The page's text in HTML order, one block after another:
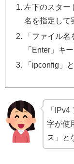
左下のスター
名を指定して
「ファイル
「Enter」キ
「ipconfig」
「
字が使
ス」と